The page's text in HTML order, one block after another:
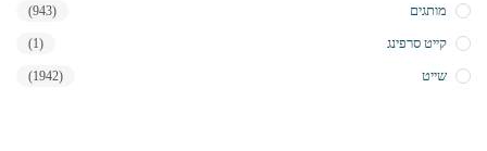
מותגים (943)
קייט סרפינג (1)
שייט (1942)